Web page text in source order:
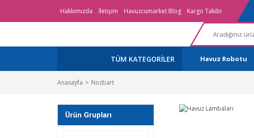
Hakkımızda İletişim Havuzcumarket Blog Kargo Takibi
TÜM KATEGORİLER Havuz Robotu
Anasayfa Nozbart
Ürün Grupları